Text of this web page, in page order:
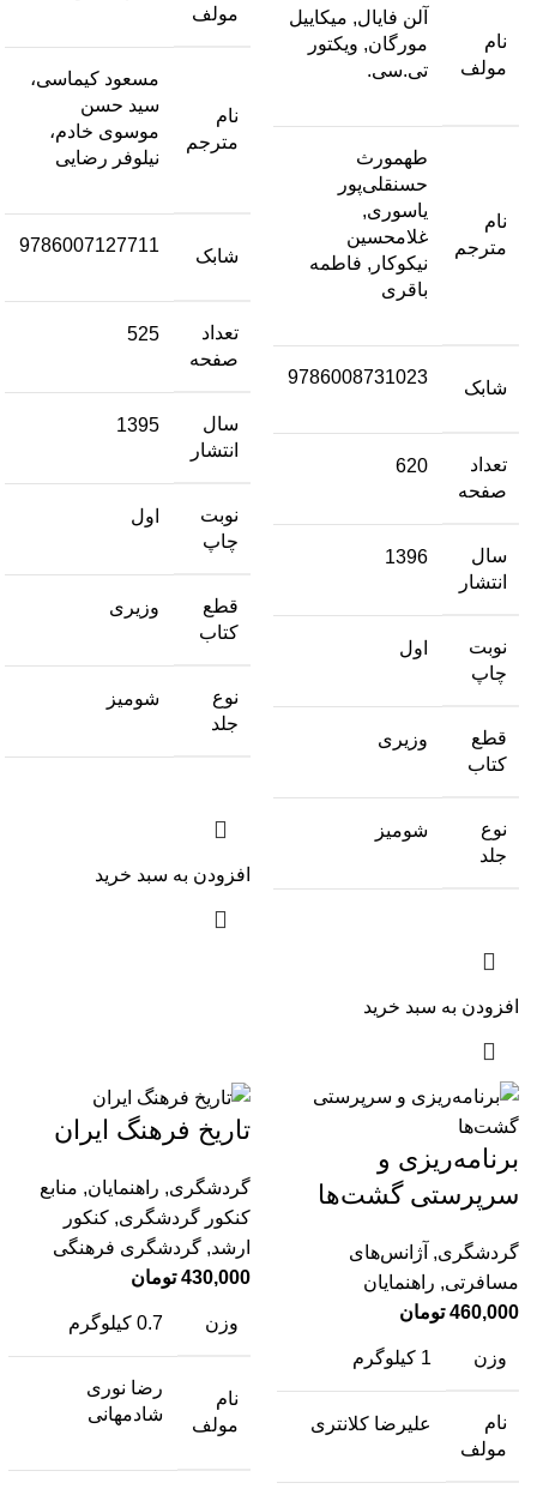
نام
مولف
آلن فایال, میکاییل
مورگان, ویکتور
تی.سی.
نام
مترجم
طهمورث
حسنقلی‌پور
یاسوری,
غلامحسین
نیکوکار, فاطمه
باقری
شابک
9786008731023
تعداد
صفحه
620
سال
انتشار
1396
نوبت
چاپ
اول
قطع
کتاب
وزیری
نوع
جلد
شومیز
افزودن به سبد خرید
مولف
نام
مترجم
مسعود کیماسی،
سید حسن
موسوی خادم،
نیلوفر رضایی
شابک
9786007127711
تعداد
صفحه
525
سال
انتشار
1395
نوبت
چاپ
اول
قطع
کتاب
وزیری
نوع
جلد
شومیز
افزودن به سبد خرید
برنامه‌‌ریزی و
سرپرستی گشت‌‌ها
گردشگری, آژانس‌های
مسافرتی, راهنمایان
460,000 تومان
وزن 1 کیلوگرم
نام
مولف
علیرضا کلانتری
تاریخ فرهنگ ایران
گردشگری, راهنمایان, منابع
کنکور گردشگری, کنکور
ارشد, گردشگری فرهنگی
430,000 تومان
وزن 0.7 کیلوگرم
نام
مولف
رضا نوری
شادمهانی